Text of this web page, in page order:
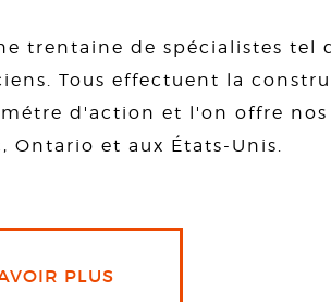
trentaine de spécialistes tel
Tous effectuent la
d'action et l'on offre
Ontario et aux États-Unis.
PLUS